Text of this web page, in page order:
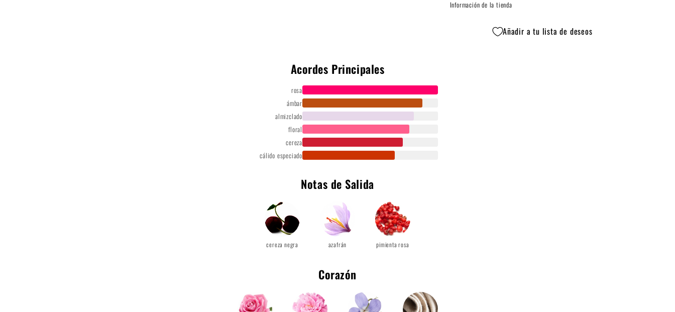
Información de la tienda
Añadir a tu lista de deseos
Acordes Principales
rosa
ámbar
almizclado
floral
cereza
cálido especiado
Notas de Salida
cereza negra azafrán pimienta rosa
Corazón